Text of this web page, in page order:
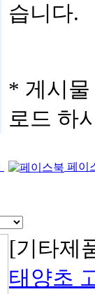
습니다.
* 게시물
로드 하
페이
[기타제
태양초